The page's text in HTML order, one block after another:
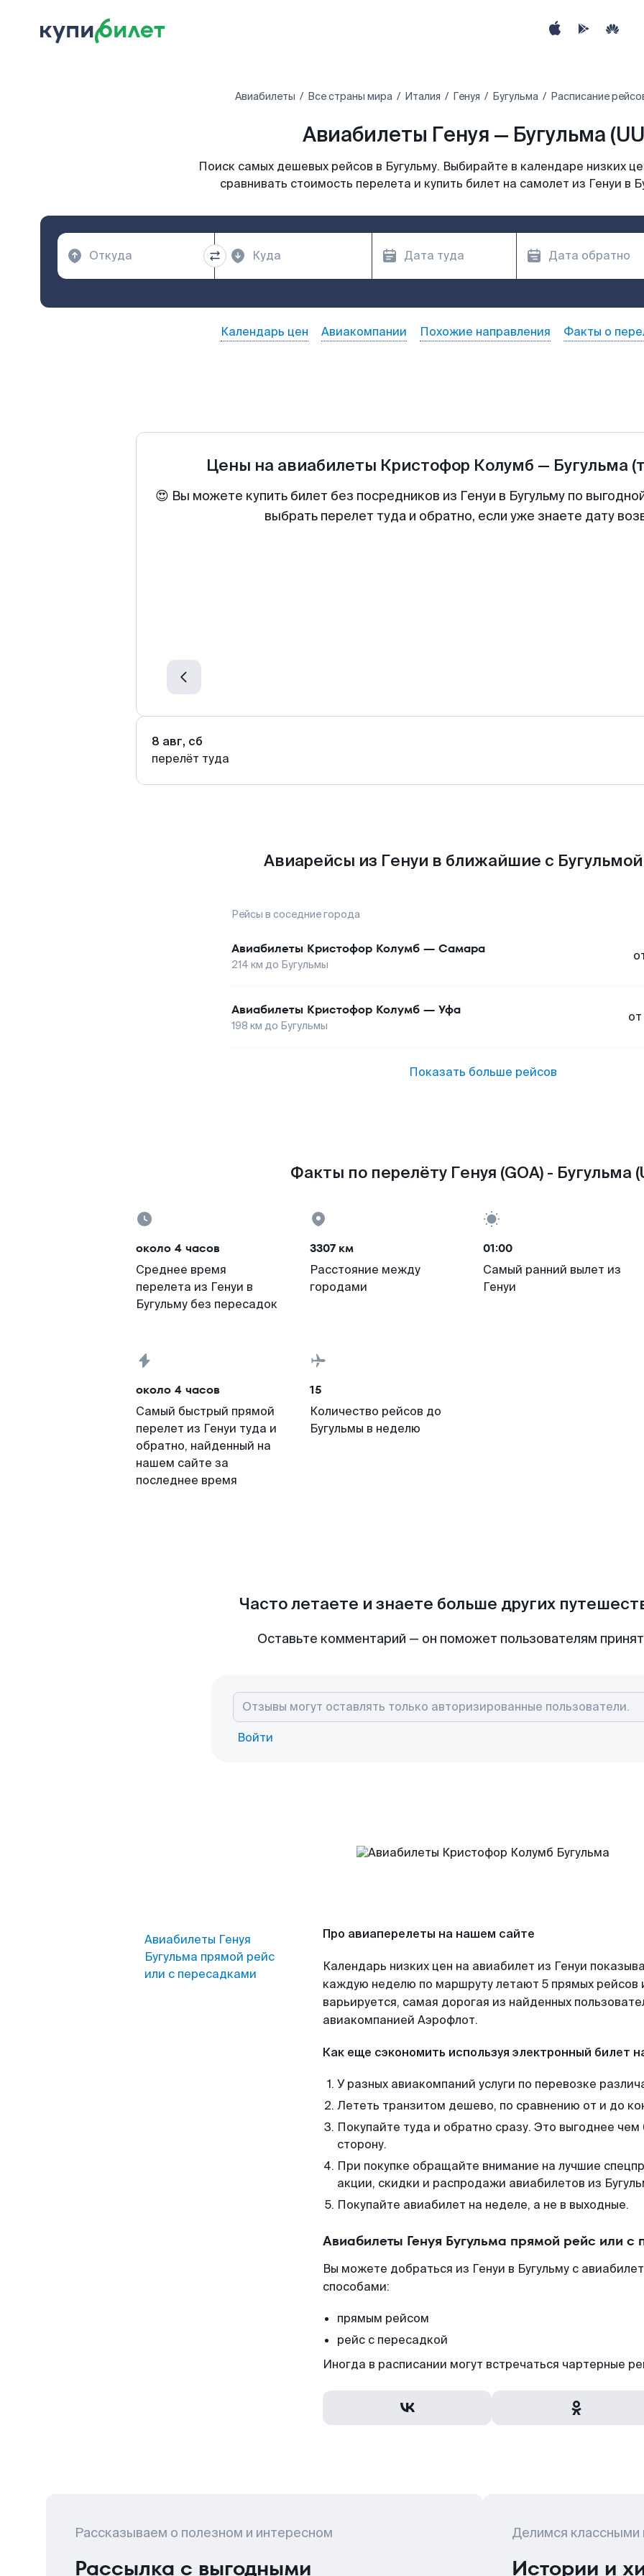
Авиабилеты Все страны мира Италия Генуя Бугульма Расписание
Авиабилеты Генуя — Бугульма
Поиск самых дешевых рейсов в Бугульму. Выбирайте в календаре низких
сравнивать стоимость перелета и купить билет на самолет из Генуи в
Календарь цен Авиакомпании Похожие направления Факты о
Цены на авиабилеты Кристофор Колумб — Бугульма
😍 Вы можете купить билет без посредников из Генуи в Бугульму по
выбрать перелет туда и обратно, если уже знаете дату
8 авг, сб
перелёт туда
Авиарейсы из Генуи в ближайшие с Бугульмой
Рейсы в соседние города
Авиабилеты Кристофор Колумб — Самара
214 км до Бугульмы
Авиабилеты Кристофор Колумб — Уфа
198 км до Бугульмы
от
Показать больше рейсов
Факты по перелёту Генуя (GOA) - Бугульма
около 4 часов
Среднее время
перелета из Генуи в
Бугульму без пересадок
3307 км
Расстояние между
городами
01:00
Самый ранний вылет из
Генуи
около 4 часов
Самый быстрый прямой
перелет из Генуи туда и
обратно, найденный на
нашем сайте за
последнее время
15
Количество рейсов до
Бугульмы в неделю
Часто летаете и знаете больше других
Оставьте комментарий — он поможет пользователям
Войти
Авиабилеты Генуя
Бугульма прямой рейс
или с пересадками
Про авиаперелеты на нашем сайте
Календарь низких цен на авиабилет из Генуи
каждую неделю по маршруту летают 5 прямых рейсов
варьируется, самая дорогая из найденных
авиакомпанией Аэрофлот.
Как еще сэкономить используя электронный билет
У разных авиакомпаний услуги по перевозке
Лететь транзитом дешево, по сравнению от и до
Покупайте туда и обратно сразу. Это выгоднее чем
сторону.
При покупке обращайте внимание на лучшие
акции, скидки и распродажи авиабилетов из
Покупайте авиабилет на неделе, а не в выходные.
Авиабилеты Генуя Бугульма прямой рейс или с
Вы можете добраться из Генуи в Бугульму с
способами:
прямым рейсом
рейс с пересадкой
Иногда в расписании могут встречаться чартерные
Рассказываем о полезном и интересном
Рассылка с выгодными
Делимся классными
Истории и